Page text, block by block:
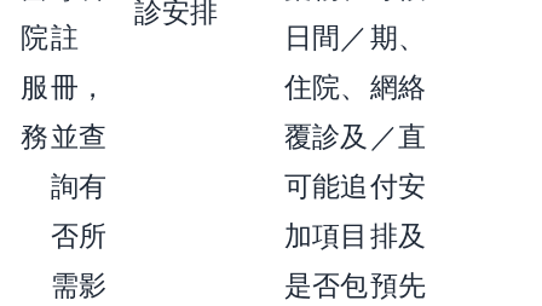
院
服
務
註
冊，
並查
詢有
否所
需影
診安排
日間／
住院、
覆診及
可能追
加項目
是否包
期、
網絡
／直
付安
排及
預先